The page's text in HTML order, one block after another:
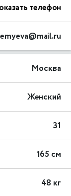
телефон
Москва
Женский
31
165 см
48 кг